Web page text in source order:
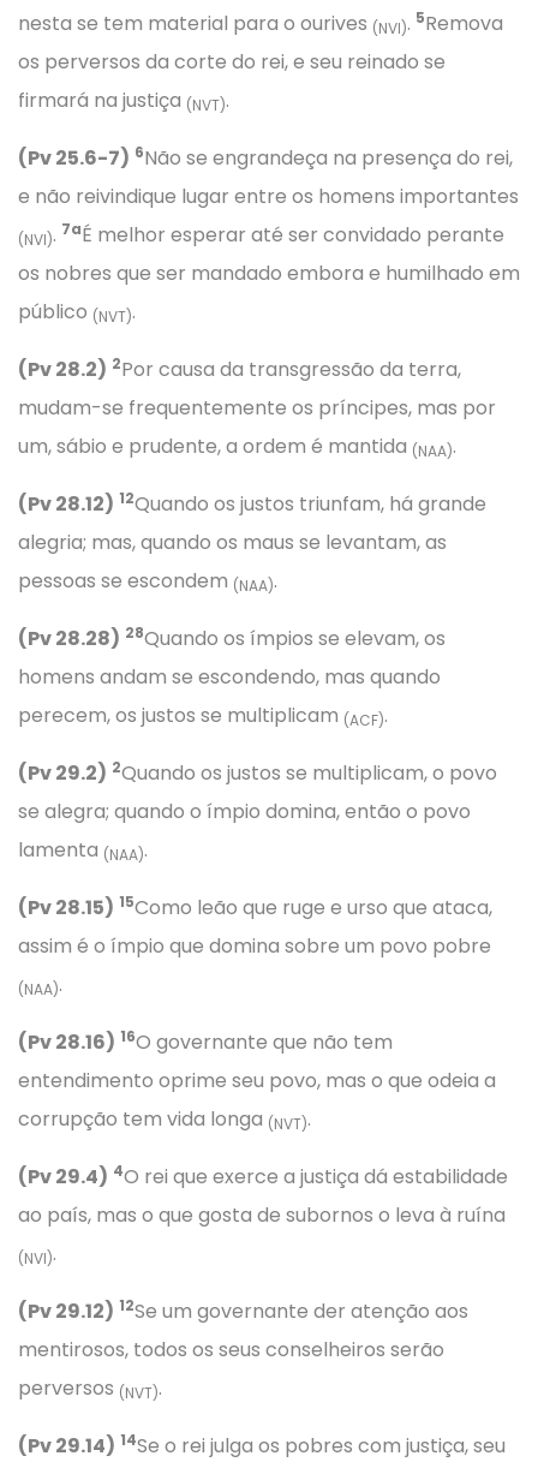
nesta se tem material para o ourives (NVI). 5Remova
os perversos da corte do rei, e seu reinado se
firmará na justiça (NVT).
(Pv 25.6-7) 6Não se engrandeça na presença do rei,
e não reivindique lugar entre os homens importantes
(NVI). 7aÉ melhor esperar até ser convidado perante
os nobres que ser mandado embora e humilhado em
público (NVT).
(Pv 28.2) 2Por causa da transgressão da terra,
mudam-se frequentemente os príncipes, mas por
um, sábio e prudente, a ordem é mantida (NAA).
(Pv 28.12) 12Quando os justos triunfam, há grande
alegria; mas, quando os maus se levantam, as
pessoas se escondem (NAA).
(Pv 28.28) 28Quando os ímpios se elevam, os
homens andam se escondendo, mas quando
perecem, os justos se multiplicam (ACF).
(Pv 29.2) 2Quando os justos se multiplicam, o povo
se alegra; quando o ímpio domina, então o povo
lamenta (NAA).
(Pv 28.15) 15Como leão que ruge e urso que ataca,
assim é o ímpio que domina sobre um povo pobre
(NAA).
(Pv 28.16) 16O governante que não tem
entendimento oprime seu povo, mas o que odeia a
corrupção tem vida longa (NVT).
(Pv 29.4) 4O rei que exerce a justiça dá estabilidade
ao país, mas o que gosta de subornos o leva à ruína
(NVI).
(Pv 29.12) 12Se um governante der atenção aos
mentirosos, todos os seus conselheiros serão
perversos (NVT).
(Pv 29.14) 14Se o rei julga os pobres com justiça, seu